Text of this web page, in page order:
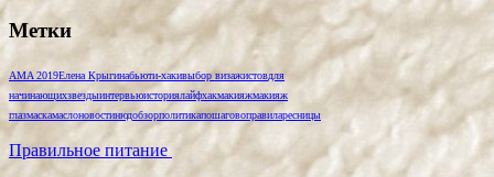
Метки
AMA 2019Елена Крыгинабьюти-хакивыбор визажистовдля
начинающихзвездыинтервьюисториялайфхакмакияжмакияж
глазмаскамаслоновостинюдобзорполитикапошаговоправиларесницы
Правильное питание